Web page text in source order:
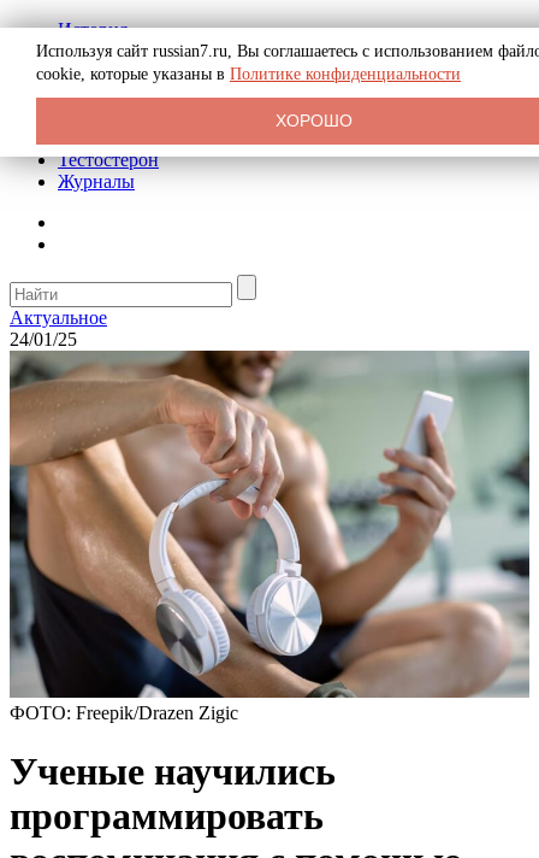
История
Биография
Криминал
Реклама на сайте
Тестостерон
Журналы
Актуальное
24/01/25
ФОТО: Freepik/Drazen Zigic
Ученые научились
программировать
Используя сайт russian7.ru, Вы соглашаетесь с использованием
cookie, которые указаны в Политике конфиденциальности
ХОРОШО